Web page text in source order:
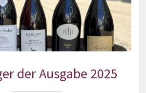
der Ausgabe 2025